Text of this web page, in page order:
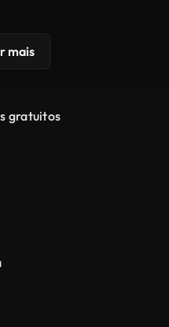
mais
gratuitos